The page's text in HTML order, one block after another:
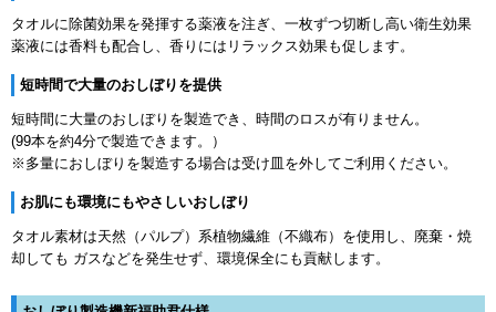
タオルに除菌効果を発揮する薬液を注ぎ、一枚ずつ切断し高い衛生効果
薬液には香料も配合し、香りにはリラックス効果も促します。
短時間で大量のおしぼりを提供
短時間に大量のおしぼりを製造でき、時間のロスが有りません。
(99本を約4分で製造できます。）
※多量におしぼりを製造する場合は受け皿を外してご利用ください。
お肌にも環境にもやさしいおしぼり
タオル素材は天然（パルプ）系植物繊維（不織布）を使用し、廃棄・焼
却しても ガスなどを発生せず、環境保全にも貢献します。